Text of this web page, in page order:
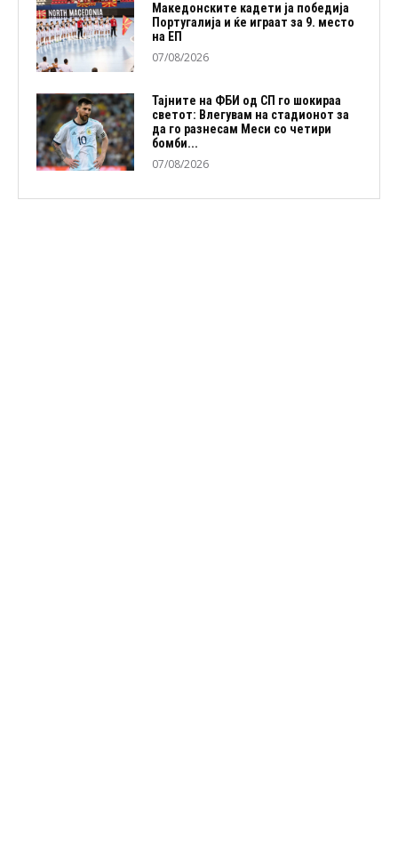
Македонските кадети ја победија
Португалија и ќе играат за 9. место
на ЕП
07/08/2026
Тајните на ФБИ од СП го шокираа
светот: Влегувам на стадионот за
да го разнесам Меси со четири
бомби...
07/08/2026